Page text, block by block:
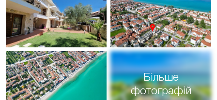
Більше
фотографій